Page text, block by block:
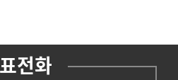
전화